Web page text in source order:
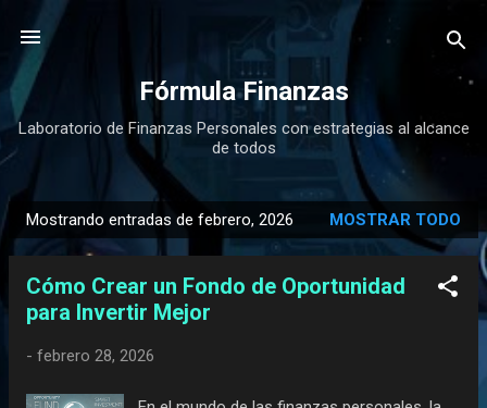
Ir al contenido principal
Fórmula Finanzas
Laboratorio de Finanzas Personales con estrategias al alcance
de todos
E
n
Mostrando entradas de febrero, 2026 MOSTRAR TODO
Cómo Crear un Fondo de Oportunidad
para Invertir Mejor
- febrero 28, 2026